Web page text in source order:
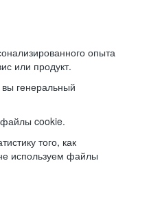
опыта
или продукт.
генеральный
cookie.
того, как
используем файлы